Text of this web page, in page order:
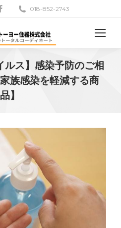
018-852-2743
ルス】感染予防のご相
族感染を軽減する商
品】